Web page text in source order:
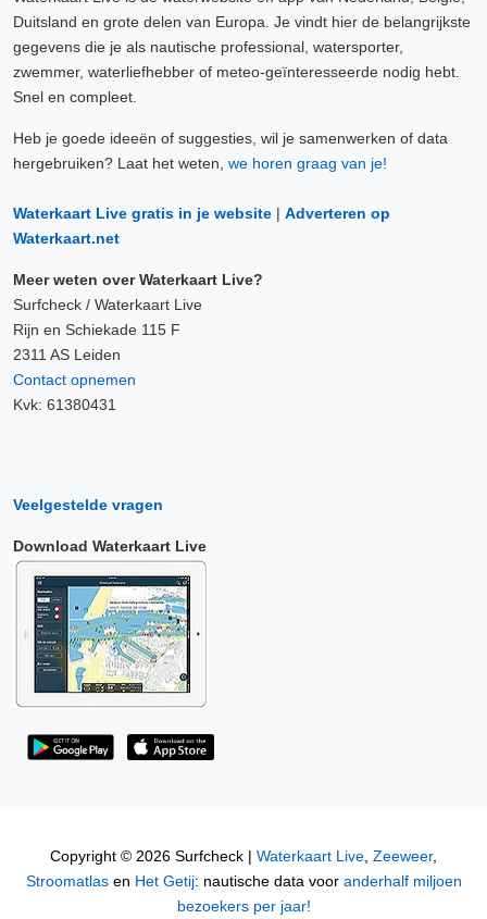
Duitsland en grote delen van Europa. Je vindt hier de belangrijkste
gegevens die je als nautische professional, watersporter,
zwemmer, waterliefhebber of meteo-geïnteresseerde nodig hebt.
Snel en compleet.
Heb je goede ideeën of suggesties, wil je samenwerken of data
hergebruiken? Laat het weten, we horen graag van je!
Waterkaart Live gratis in je website | Adverteren op
Waterkaart.net
Meer weten over Waterkaart Live?
Surfcheck / Waterkaart Live
Rijn en Schiekade 115 F
2311 AS Leiden
Contact opnemen
Kvk: 61380431
Veelgestelde vragen
Download Waterkaart Live
Copyright © 2026 Surfcheck | Waterkaart Live, Zeeweer,
Stroomatlasen Het Getij: nautische data voor anderhalf miljoen
bezoekers per jaar!